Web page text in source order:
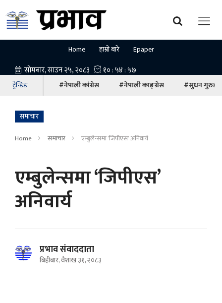
Home हाम्रो बारे Epaper
ट्रेन्डिङ #नेपाली कांग्रेस #नेपाली काङ्ग्रेस #सुधन गुरुङ
समाचार
Home समाचार एम्बुलेन्समा ‘जिपीएस’ अनिवार्य
एम्बुलेन्समा ‘जिपीएस’
अनिवार्य
प्रभाव संवाददाता
बिहीबार, वैशाख ३१, २०८३